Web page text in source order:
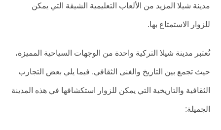
مدينة شيلا المزيد من الألعاب التعليمية الشيقة التي يمكن
للزوار الاستمتاع بها.
تُعتبر مدينة شيلا التركية واحدة من الوجهات السياحية المميزة،
حيث تجمع بين التاريخ والغنى الثقافي. فيما يلي بعض التجارب
الثقافية والتاريخية التي يمكن للزوار استكشافها في هذه المدينة
الجميلة: